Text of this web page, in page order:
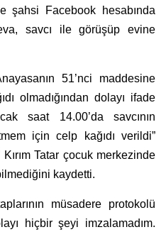
şahsi Facebook hesabında
savcı ile görüşüp evine
51’nci maddesine
olmadığından dolayı ifade
saat 14.00’da savcının
için celp kağıdı verildi”
Tatar çocuk merkezinde
kaydetti.
müsadere protokolü
hiçbir şeyi imzalamadım.